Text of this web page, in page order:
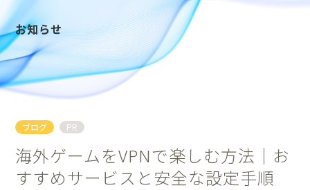
お知らせ
ブログ PR
海外ゲームをVPNで楽しむ方法｜お
すすめサービスと安全な設定手順